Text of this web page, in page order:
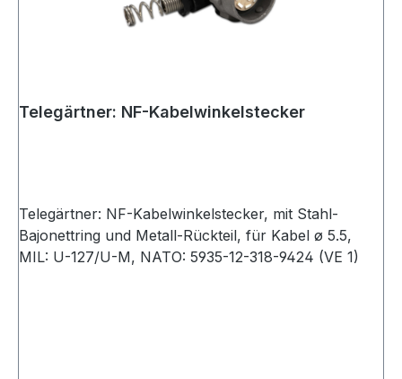
Telegärtner: NF-Kabelwinkelstecker
Telegärtner: NF-Kabelwinkelstecker, mit Stahl-
Bajonettring und Metall-Rückteil, für Kabel ø 5.5,
MIL: U-127/U-M, NATO: 5935-12-318-9424 (VE 1)